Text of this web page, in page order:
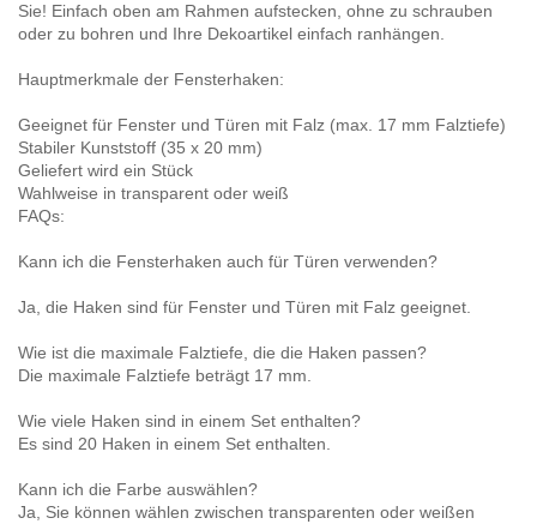
Sie! Einfach oben am Rahmen aufstecken, ohne zu schrauben
oder zu bohren und Ihre Dekoartikel einfach ranhängen.
Hauptmerkmale der Fensterhaken:
Geeignet für Fenster und Türen mit Falz (max. 17 mm Falztiefe)
Stabiler Kunststoff (35 x 20 mm)
Geliefert wird ein Stück
Wahlweise in transparent oder weiß
FAQs:
Kann ich die Fensterhaken auch für Türen verwenden?
Ja, die Haken sind für Fenster und Türen mit Falz geeignet.
Wie ist die maximale Falztiefe, die die Haken passen?
Die maximale Falztiefe beträgt 17 mm.
Wie viele Haken sind in einem Set enthalten?
Es sind 20 Haken in einem Set enthalten.
Kann ich die Farbe auswählen?
Ja, Sie können wählen zwischen transparenten oder weißen